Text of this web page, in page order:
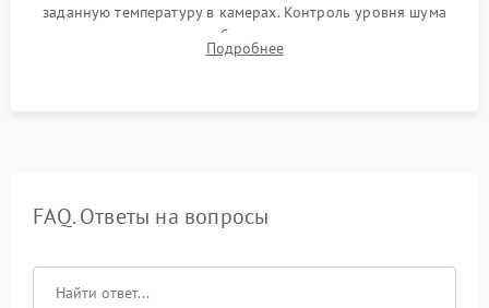
заданную температуру в камерах. Контроль уровня шума
компрессора, отсутствия обмерзания стенок и корректного
срабатывания системы автоматической оттайки.
Подробнее
FAQ. Ответы на вопросы